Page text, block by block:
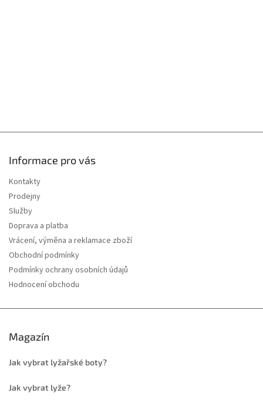
Informace pro vás
Kontakty
Prodejny
Služby
Doprava a platba
Vrácení, výměna a reklamace zboží
Obchodní podmínky
Podmínky ochrany osobních údajů
Hodnocení obchodu
Magazín
Jak vybrat lyžařské boty?
Jak vybrat lyže?